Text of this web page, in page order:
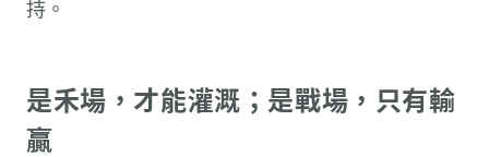
持。
是禾場，才能灌溉；是戰場，只有輸
贏